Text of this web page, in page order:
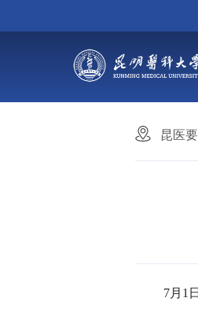
昆医
7月1